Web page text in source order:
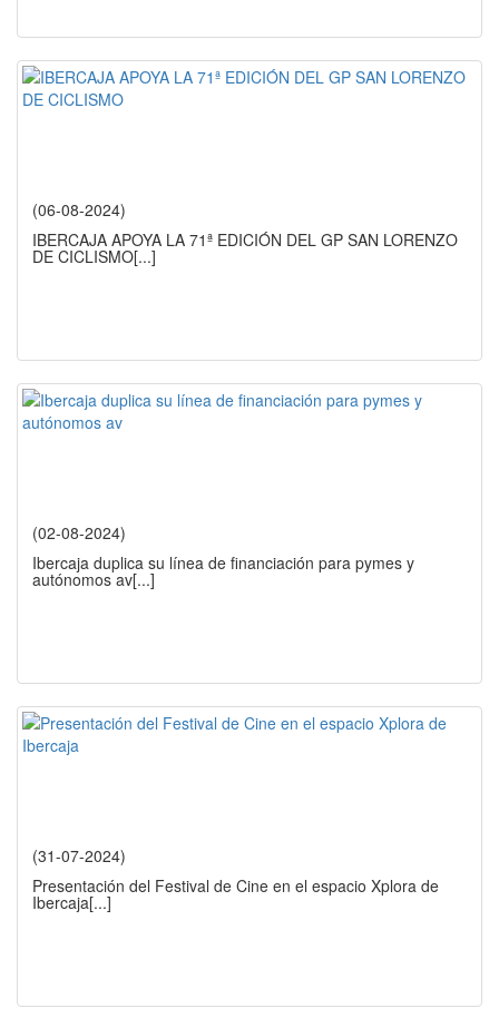
(06-08-2024)
IBERCAJA APOYA LA 71ª EDICIÓN DEL GP SAN LORENZO
DE CICLISMO[...]
(02-08-2024)
Ibercaja duplica su línea de financiación para pymes y
autónomos av[...]
(31-07-2024)
Presentación del Festival de Cine en el espacio Xplora de
Ibercaja[...]